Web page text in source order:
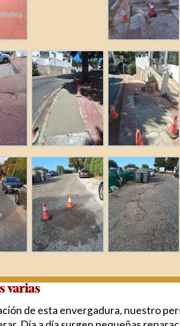
varias
de esta envergadura, nuestro